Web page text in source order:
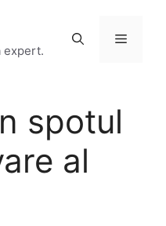
expert.
Menu
spotul
al